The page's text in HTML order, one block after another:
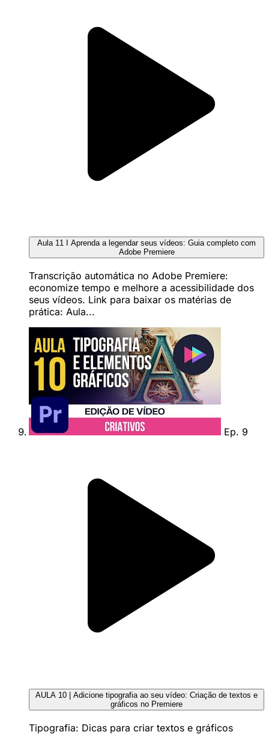
Aula 11 I Aprenda a legendar seus vídeos: Guia completo com
Adobe Premiere
Transcrição automática no Adobe Premiere:
economize tempo e melhore a acessibilidade dos
seus vídeos. Link para baixar os matérias de
prática: Aula...
Ep. 9
AULA 10 | Adicione tipografia ao seu vídeo: Criação de textos e
gráficos no Premiere
Tipografia: Dicas para criar textos e gráficos